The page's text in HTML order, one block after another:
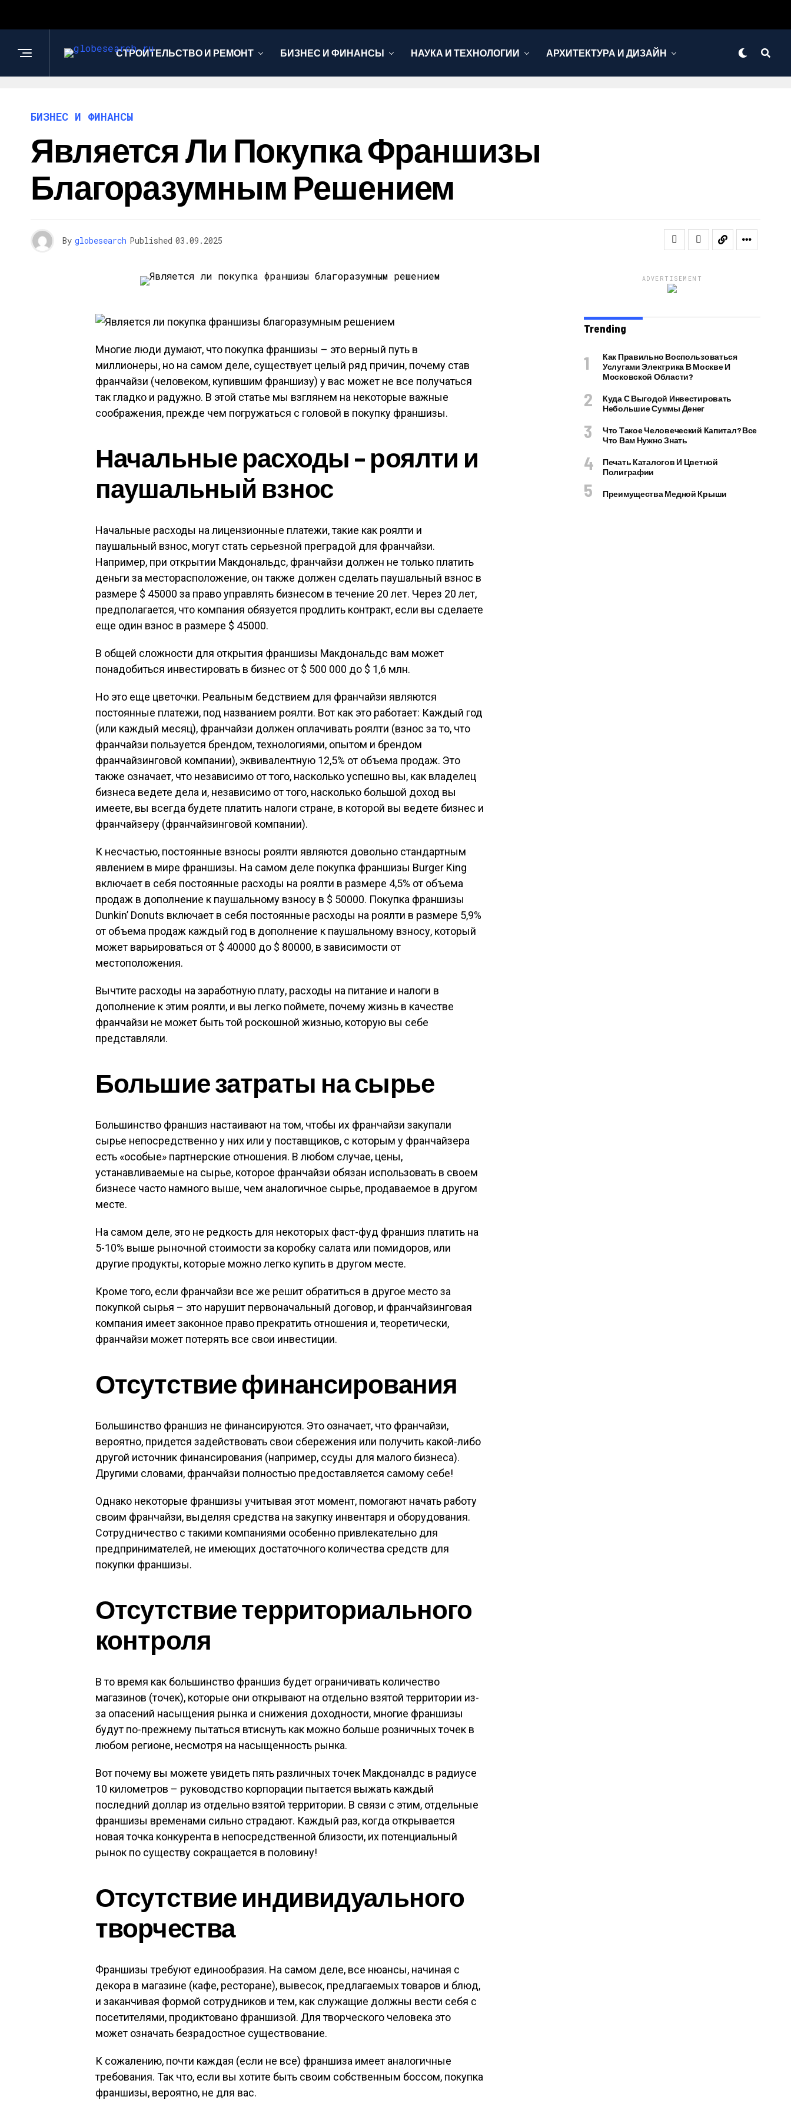
СТРОИТЕЛЬСТВО И РЕМОНТ БИЗНЕС И ФИНАНСЫ НАУКА И ТЕХНОЛОГИИ АРХИТЕКТУРА И ДИЗАЙН
БИЗНЕС И ФИНАНСЫ
Является Ли Покупка Франшизы
Благоразумным Решением
By globesearch Published 03.09.2025
Многие люди думают, что покупка франшизы – это верный путь в
миллионеры, но на самом деле, существует целый ряд причин, почему став
франчайзи (человеком, купившим франшизу) у вас может не все получаться
так гладко и радужно. В этой статье мы взглянем на некоторые важные
соображения, прежде чем погружаться с головой в покупку франшизы.
Начальные расходы – роялти и
паушальный взнос
Начальные расходы на лицензионные платежи, такие как роялти и
паушальный взнос, могут стать серьезной преградой для франчайзи.
Например, при открытии Макдональдс, франчайзи должен не только платить
деньги за месторасположение, он также должен сделать паушальный взнос в
размере $ 45000 за право управлять бизнесом в течение 20 лет. Через 20 лет,
предполагается, что компания обязуется продлить контракт, если вы сделаете
еще один взнос в размере $ 45000.
В общей сложности для открытия франшизы Макдональдс вам может
понадобиться инвестировать в бизнес от $ 500 000 до $ 1,6 млн.
Но это еще цветочки. Реальным бедствием для франчайзи являются
постоянные платежи, под названием роялти. Вот как это работает: Каждый год
(или каждый месяц), франчайзи должен оплачивать роялти (взнос за то, что
франчайзи пользуется брендом, технологиями, опытом и брендом
франчайзинговой компании), эквивалентную 12,5% от объема продаж. Это
также означает, что независимо от того, насколько успешно вы, как владелец
бизнеса ведете дела и, независимо от того, насколько большой доход вы
имеете, вы всегда будете платить налоги стране, в которой вы ведете бизнес и
франчайзеру (франчайзинговой компании).
К несчастью, постоянные взносы роялти являются довольно стандартным
явлением в мире франшизы. На самом деле покупка франшизы Burger King
включает в себя постоянные расходы на роялти в размере 4,5% от объема
продаж в дополнение к паушальному взносу в $ 50000. Покупка франшизы
Dunkin’ Donuts включает в себя постоянные расходы на роялти в размере 5,9%
от объема продаж каждый год в дополнение к паушальному взносу, который
может варьироваться от $ 40000 до $ 80000, в зависимости от
местоположения.
Вычтите расходы на заработную плату, расходы на питание и налоги в
дополнение к этим роялти, и вы легко поймете, почему жизнь в качестве
франчайзи не может быть той роскошной жизнью, которую вы себе
представляли.
Большие затраты на сырье
Большинство франшиз настаивают на том, чтобы их франчайзи закупали
сырье непосредственно у них или у поставщиков, с которым у франчайзера
есть «особые» партнерские отношения. В любом случае, цены,
устанавливаемые на сырье, которое франчайзи обязан использовать в своем
бизнесе часто намного выше, чем аналогичное сырье, продаваемое в другом
месте.
На самом деле, это не редкость для некоторых фаст-фуд франшиз платить на
5-10% выше рыночной стоимости за коробку салата или помидоров, или
другие продукты, которые можно легко купить в другом месте.
Кроме того, если франчайзи все же решит обратиться в другое место за
покупкой сырья – это нарушит первоначальный договор, и франчайзинговая
компания имеет законное право прекратить отношения и, теоретически,
франчайзи может потерять все свои инвестиции.
Отсутствие финансирования
Большинство франшиз не финансируются. Это означает, что франчайзи,
вероятно, придется задействовать свои сбережения или получить какой-либо
другой источник финансирования (например, ссуды для малого бизнеса).
Другими словами, франчайзи полностью предоставляется самому себе!
Однако некоторые франшизы учитывая этот момент, помогают начать работу
своим франчайзи, выделяя средства на закупку инвентаря и оборудования.
Сотрудничество с такими компаниями особенно привлекательно для
предпринимателей, не имеющих достаточного количества средств для
покупки франшизы.
Отсутствие территориального
контроля
В то время как большинство франшиз будет ограничивать количество
магазинов (точек), которые они открывают на отдельно взятой территории из-
за опасений насыщения рынка и снижения доходности, многие франшизы
будут по-прежнему пытаться втиснуть как можно больше розничных точек в
любом регионе, несмотря на насыщенность рынка.
Вот почему вы можете увидеть пять различных точек Макдоналдс в радиусе
10 километров – руководство корпорации пытается выжать каждый
последний доллар из отдельно взятой территории. В связи с этим, отдельные
франшизы временами сильно страдают. Каждый раз, когда открывается
новая точка конкурента в непосредственной близости, их потенциальный
рынок по существу сокращается в половину!
Отсутствие индивидуального
творчества
Франшизы требуют единообразия. На самом деле, все нюансы, начиная с
декора в магазине (кафе, ресторане), вывесок, предлагаемых товаров и блюд,
и заканчивая формой сотрудников и тем, как служащие должны вести себя с
посетителями, продиктовано франшизой. Для творческого человека это
может означать безрадостное существование.
К сожалению, почти каждая (если не все) франшиза имеет аналогичные
требования. Так что, если вы хотите быть своим собственным боссом, покупка
франшизы, вероятно, не для вас.
ADVERTISEMENT
Trending
Как Правильно Воспользоваться
Услугами Электрика В Москве И
Московской Области?
Куда С Выгодой Инвестировать
Небольшие Суммы Денег
Что Такое Человеческий Капитал? Все
Что Вам Нужно Знать
Печать Каталогов И Цветной
Полиграфии
Преимущества Медной Крыши